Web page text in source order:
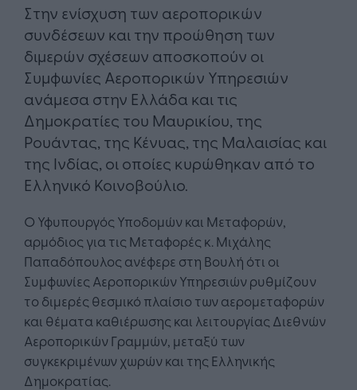
Στην ενίσχυση των αεροπορικών
συνδέσεων και την προώθηση των
διμερών σχέσεων αποσκοπούν οι
Συμφωνίες Αεροπορικών Υπηρεσιών
ανάμεσα στην Ελλάδα και τις
Δημοκρατίες του Μαυρικίου, της
Ρουάντας, της Κένυας, της Μαλαισίας και
της Ινδίας, οι οποίες κυρώθηκαν από το
Ελληνικό Κοινοβούλιο.
O Υφυπουργός Υποδομών και Μεταφορών,
αρμόδιος για τις Μεταφορές κ. Μιχάλης
Παπαδόπουλος ανέφερε στη Βουλή ότι οι
Συμφωνίες Αεροπορικών Υπηρεσιών ρυθμίζουν
το διμερές θεσμικό πλαίσιο των αερομεταφορών
και θέματα καθιέρωσης και λειτουργίας Διεθνών
Αεροπορικών Γραμμών, μεταξύ των
συγκεκριμένων χωρών και της Ελληνικής
Δημοκρατίας.